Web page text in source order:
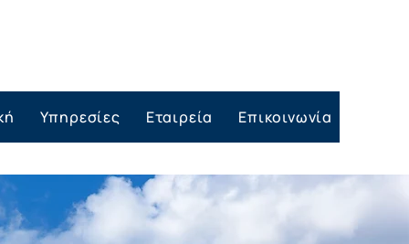
Υπηρεσίες Eταιρεία Επικοινωνία